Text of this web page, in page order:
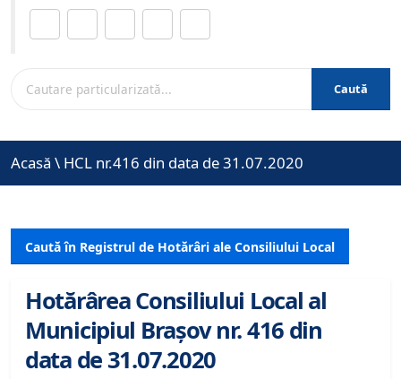
Caută
Acasă \ HCL nr.416 din data de 31.07.2020
Caută în Registrul de Hotărâri ale Consiliului Local
Hotărârea Consiliului Local al
Municipiul Brașov nr. 416 din
data de 31.07.2020